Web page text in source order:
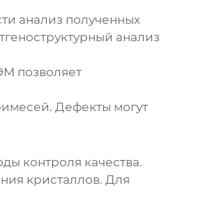
анализ полученных
анализ
позволяет
Дефекты могут
контроля качества.
кристаллов. Для